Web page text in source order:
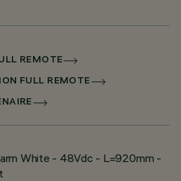
REMOTE
FULL REMOTE
White - 48Vdc - L=920mm -